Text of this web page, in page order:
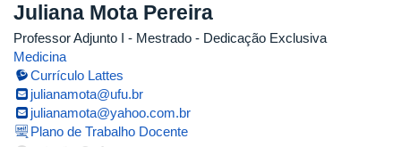
Juliana Mota Pereira
Professor Adjunto I - Mestrado - Dedicação Exclusiva
Medicina
Currículo Lattes
julianamota@ufu.br
julianamota@yahoo.com.br
Plano de Trabalho Docente